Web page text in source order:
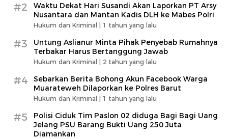
#2
Waktu Dekat Hari Susandi Akan Laporkan PT Arsy
Nusantara dan Mantan Kadis DLH ke Mabes Polri
Hukum dan Kriminal | 1 tahun yang lalu
#3
Untung Aslianur Minta Pihak Penyebab Rumahnya
Terbakar Harus Bertanggung Jawab
Hukum dan Kriminal | 2 tahun yang lalu
#4
Sebarkan Berita Bohong Akun Facebook Warga
Muarateweh Dilaporkan ke Polres Barut
Hukum dan Kriminal | 1 tahun yang lalu
#5
Polisi Ciduk Tim Paslon 02 diduga Bagi Bagi Uang
Jelang PSU Barang Bukti Uang 250 Juta
Diamankan